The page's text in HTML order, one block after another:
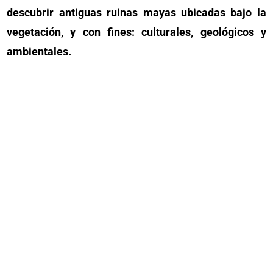
descubrir antiguas ruinas mayas ubicadas bajo la
vegetación, y con fines: culturales, geológicos y
ambientales.